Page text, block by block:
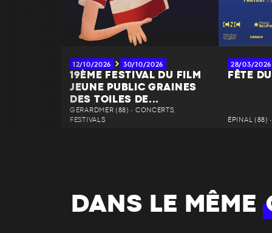
12/10/2026 30/10/2026
19ÈME FESTIVAL DU FILM
JEUNE PUBLIC GRAINES
DES TOILES DE...
GÉRARDMER (88) • CONCERTS,
FESTIVALS
28/03/2026
FÊTE
ÉPINAL (88)
DANS LE MÊME